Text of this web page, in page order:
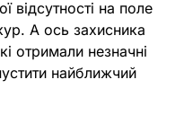
відсутності на поле
А ось захисника
отримали незначні
найближчий